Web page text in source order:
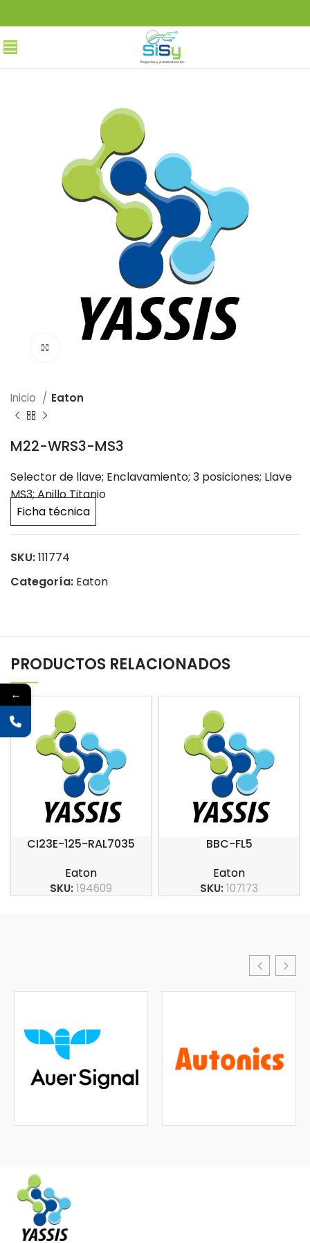
Inicio Eaton
M22-WRS3-MS3
Selector de llave; Enclavamiento; 3 posiciones; Llave
MS3; Anillo Titanio
Ficha técnica
SKU:111774
Categoría: Eaton
PRODUCTOS RELACIONADOS
CI23E-125-RAL7035
Eaton
SKU:194609
BBC-FL5
Eaton
SKU:107173
←